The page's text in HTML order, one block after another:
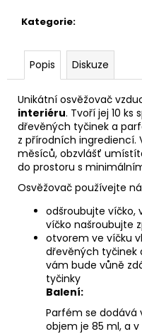
Kategorie:
Popis Diskuze
Unikátní osvěžovač
interiéru. Tvoří jej 10
dřevěných tyčinek a
z přírodních ingrediencí.
měsíců, obzvlášť
do prostoru s
Osvěžovač používejte
odšroubujte víčko,
víčko našroubujte
otvorem ve víčku
dřevěných tyčinek
vám bude vůně
tyčinky
Balení:
Parfém se dodává
objem je 85 ml, a
u
e
m
e
PÁNEVNÍ
PROLOŽKY
SADA
3